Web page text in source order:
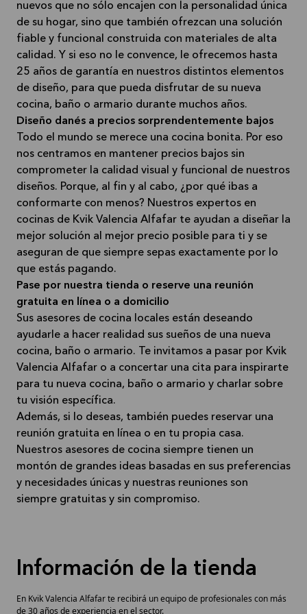
nuevos que no sólo encajen con la personalidad única
de su hogar, sino que también ofrezcan una solución
fiable y funcional construida con materiales de alta
calidad. Y si eso no le convence, le ofrecemos hasta
25 años de garantía en nuestros distintos elementos
de diseño, para que pueda disfrutar de su nueva
cocina, baño o armario durante muchos años.
Diseño danés a precios sorprendentemente bajos
Todo el mundo se merece una cocina bonita. Por eso
nos centramos en mantener precios bajos sin
comprometer la calidad visual y funcional de nuestros
diseños. Porque, al fin y al cabo, ¿por qué ibas a
conformarte con menos? Nuestros expertos en
cocinas de Kvik Valencia Alfafar te ayudan a diseñar la
mejor solución al mejor precio posible para ti y se
aseguran de que siempre sepas exactamente por lo
que estás pagando.
Pase por nuestra tienda o reserve una reunión
gratuita en línea o a domicilio
Sus asesores de cocina locales están deseando
ayudarle a hacer realidad sus sueños de una nueva
cocina, baño o armario. Te invitamos a pasar por Kvik
Valencia Alfafar o a concertar una cita para inspirarte
para tu nueva cocina, baño o armario y charlar sobre
tu visión específica.
Además, si lo deseas, también puedes reservar una
reunión gratuita en línea o en tu propia casa.
Nuestros asesores de cocina siempre tienen un
montón de grandes ideas basadas en sus preferencias
y necesidades únicas y nuestras reuniones son
siempre gratuitas y sin compromiso.
Información de la tienda
En Kvik Valencia Alfafar te recibirá un equipo de profesionales con más
de 30 años de experiencia en el sector.